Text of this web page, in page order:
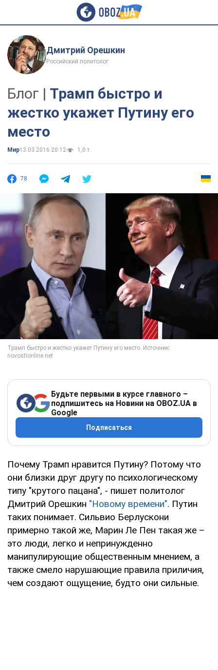
Дмитрий Орешкин
Российский политолог
Блог | Трамп быстро и
жестко укажет Путину его
место
Мир13.03.2016 20:12 1,0 т.
78
Будьте первыми в курсе главного –
подпишитесь на Новини на OBOZ.UA в
Google
Подписаться
Почему Трамп нравится Путину? Потому что
они близки друг другу по психологическому
типу "крутого пацана", - пишет политолог
Дмитрий Орешкин "Новому времени". Путин
таких понимает. Сильвио Берлускони
примерно такой же, Марин Ле Пен такая же –
это люди, легко и непринужденно
манипулирующие общественным мнением, а
также смело нарушающие правила приличия,
чем создают ощущение, будто они сильные.